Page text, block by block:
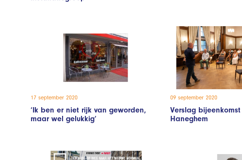
17 september 2020
‘Ik ben er niet rijk van geworden,
maar wel gelukkig’
09 september 2020
Verslag
Haneghem